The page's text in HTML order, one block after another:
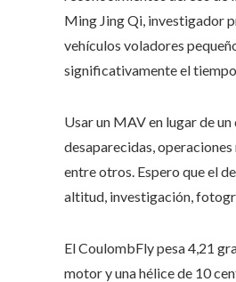
Ming Jing Qi, investigador
vehículos voladores
significativamente el
Usar un MAV en lugar de
desaparecidas,
entre otros. Espero que el
altitud, investigación,
El CoulombFly pesa 4,21
motor y una hélice de 10